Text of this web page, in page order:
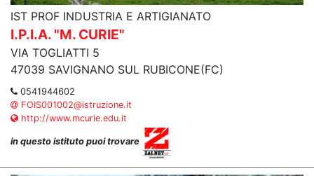
IST PROF INDUSTRIA E ARTIGIANATO
I.P.I.A. "M. CURIE"
VIA TOGLIATTI 5
47039 SAVIGNANO SUL RUBICONE(FC)
0541944602
FOIS001002@istruzione.it
http://www.mcurie.edu.it
in questo istituto puoi trovare